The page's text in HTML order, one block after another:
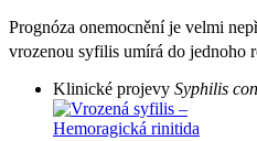
Prognóza onemocnění je velmi
vrozenou syfilis umírá do jednoho
Klinické projevy Syphilis